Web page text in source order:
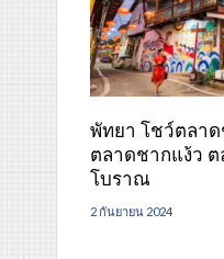
พัทยา โชว์ตลา
ตลาดชากแง้ว
โบราณ
2 กันยายน 2024